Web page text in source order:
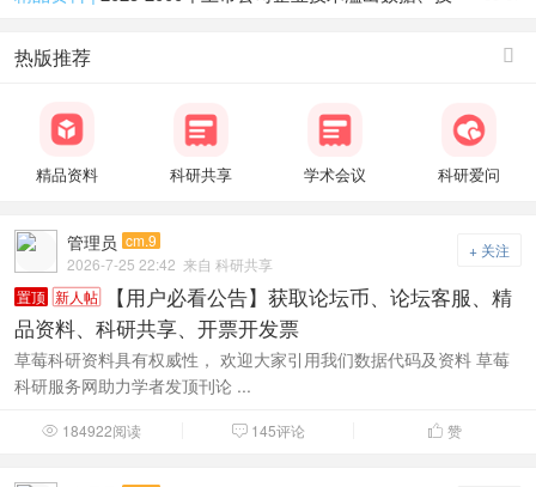

热版推荐
精品资料 科研共享 学术会议 科研爱问
+ 关注
管理员 cm.9
2026-7-25 22:42 来自 科研共享
置顶 新人帖
【用户必看公告】获取论坛币、论坛客服、精
品资料、科研共享、开票开发票
草莓科研资料具有权威性， 欢迎大家引用我们数据代码及资料 草莓
科研服务网助力学者发顶刊论 ...
 184922阅读  145评论  赞